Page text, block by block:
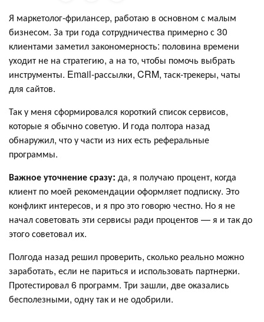
Я маркетолог-фрилансер, работаю в основном с малым
бизнесом. За три года сотрудничества примерно с 30
клиентами заметил закономерность: половина времени
уходит не на стратегию, а на то, чтобы помочь выбрать
инструменты. Email-рассылки, CRM, таск-трекеры, чаты
для сайтов.
Так у меня сформировался короткий список сервисов,
которые я обычно советую. И года полтора назад
обнаружил, что у части из них есть реферальные
программы.
Важное уточнение сразу: да, я получаю процент, когда
клиент по моей рекомендации оформляет подписку. Это
конфликт интересов, и я про это говорю честно. Но я не
начал советовать эти сервисы ради процентов — я и так до
этого советовал их.
Полгода назад решил проверить, сколько реально можно
заработать, если не париться и использовать партнерки.
Протестировал 6 программ. Три зашли, две оказались
бесполезными, одну так и не одобрили.